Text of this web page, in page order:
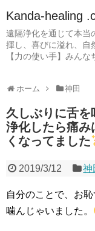
Kanda-healing
遠隔浄化を通じて本当
揮し、喜びに溢れ、自
【力の使い手】みん
ホーム 神田
久しぶりに舌
浄化したら痛み
くなってました
2019/3/12 神
自分のことで、お
噛んじゃいました。